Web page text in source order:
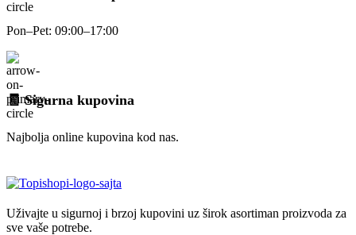
Pon–Pet: 09:00–17:00
🧾 Sigurna kupovina
Najbolja online kupovina kod nas.
Uživajte u sigurnoj i brzoj kupovini uz širok asortiman proizvoda za
sve vaše potrebe.